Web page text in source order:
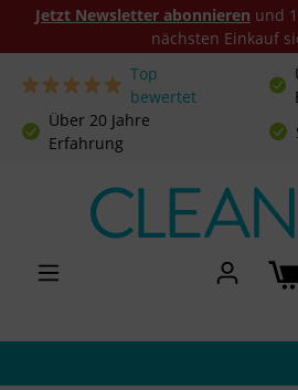
Zum Hauptinhalt springen
Top
bewertet
Über 20 Jahre
Erfahrung
Jetzt Newsletter abonnieren und
nächsten Einkauf